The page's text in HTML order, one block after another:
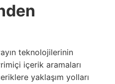
teknolojilerinin
içerik aramaları
yaklaşım yolları